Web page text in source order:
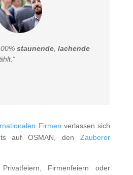
staunende, lachende
Firmen verlassen sich
auf OSMAN, denZauberer
Firmenfeiern oder